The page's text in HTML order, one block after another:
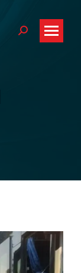
Search: